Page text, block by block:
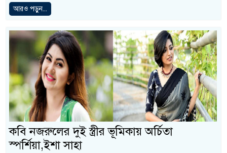
আরও পড়ুন...
কবি নজরুলের দুই স্ত্রীর ভূমিকায় অর্চিতা
স্পর্শিয়া,ইশা সাহা